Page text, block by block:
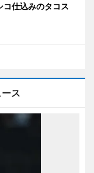
コ仕込みのタコス
ス